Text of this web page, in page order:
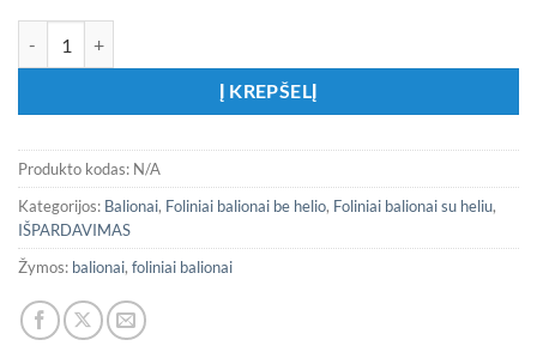
Į KREPŠELĮ
Produkto kodas: N/A
Kategorijos: Balionai, Foliniai balionai be helio, Foliniai balionai su heliu,
IŠPARDAVIMAS
Žymos: balionai, foliniai balionai